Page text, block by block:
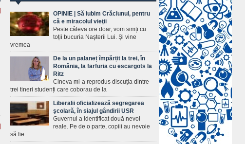
OPINIE | Să iubim Crăciunul, pentru
că e miracolul vieţii
Peste câteva ore doar, vom simți cu
toții bucuria Naşterii Lui. Și vine
vremea
De la un palaneț împărțit la trei, în
România, la farfuria cu escargots la
Ritz
Cineva mi-a reprodus discuția dintre
trei tineri studenți care coborau de la
Liberalii oficializează segregarea
şcolară, în siajul gândirii USR
Guvernul a identificat două nevoi
reale. Pe de o parte, copiii au nevoie
să fie